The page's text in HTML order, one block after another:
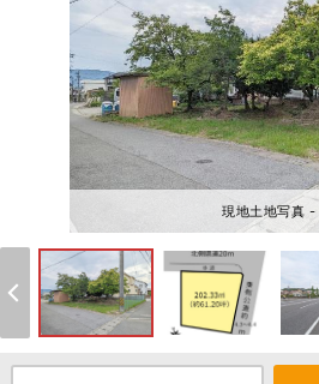
現地土地写真 -